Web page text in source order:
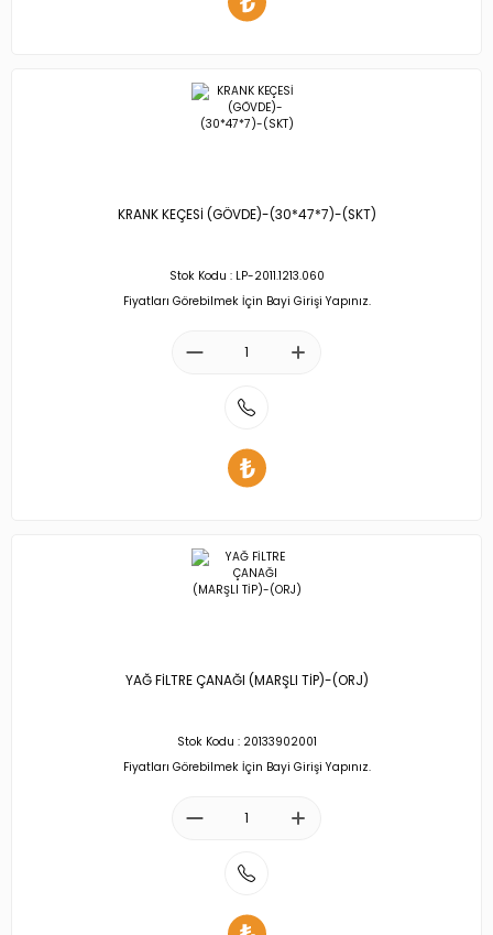
KRANK KEÇESİ (GÖVDE)-(30*47*7)-(SKT)
Stok Kodu : LP-2011.1213.060
Fiyatları Görebilmek İçin Bayi Girişi Yapınız.
YAĞ FİLTRE ÇANAĞI (MARŞLI TİP)-(ORJ)
Stok Kodu : 20133902001
Fiyatları Görebilmek İçin Bayi Girişi Yapınız.